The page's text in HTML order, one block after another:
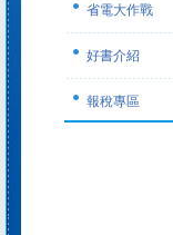
省電大作戰
好書介紹
報稅專區